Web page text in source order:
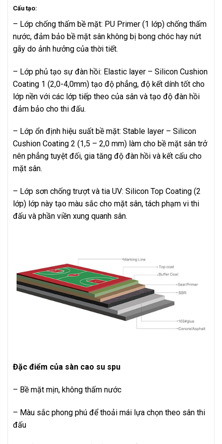
Cấu tạo:
– Lớp chống thấm bề mặt: PU Primer (1 lớp) chống thấm
nước, đảm bảo bề mặt sân không bị bong chóc hay nứt
gãy do ảnh hưởng của thời tiết.
– Lớp phủ tạo sự đàn hồi: Elastic layer – Silicon Cushion
Coating 1 (2,0-4,0mm) tạo độ phẳng, độ kết dính tốt cho
lớp nền với các lớp tiếp theo của sân và tạo độ đàn hồi
đảm bảo cho thi đấu.
– Lớp ổn định hiệu suất bề mặt: Stable layer – Silicon
Cushion Coating 2 (1,5 – 2,0 mm) làm cho bề mặt sân trở
nên phẳng tuyệt đối, gia tăng độ đàn hồi và kết cấu cho
mặt sân.
– Lớp sơn chống trượt và tia UV: Silicon Top Coating (2
lớp) lớp này tạo màu sắc cho mặt sân, tách phạm vi thi
đấu và phần viền xung quanh sân.
Đặc điểm của sàn cao su spu
– Bề mặt mịn, không thấm nước
– Màu sắc phong phú để thoải mái lựa chọn theo sân thi
đấu